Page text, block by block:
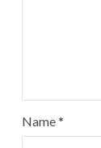
Name*